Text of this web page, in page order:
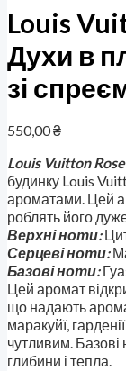
Louis
Духи в
зі
550,00₴
Louis Vuitton
будинку Louis
ароматами. Цей
роблять його
Верхні ноти:
Серцеві ноти:
Базові ноти:
Цей аромат
що надають
маракуйї,
чутливим. Базові
глибини і тепла.